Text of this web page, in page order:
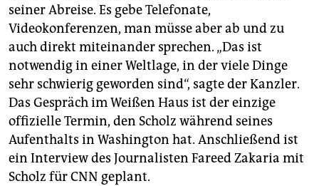
seiner Abreise. Es gebe Telefonate,
Videokonferenzen, man müsse aber ab und zu
auch direkt miteinander sprechen. „Das ist
notwendig in einer Weltlage, in der viele Dinge
sehr schwierig geworden sind“, sagte der Kanzler.
Das Gespräch im Weißen Haus ist der einzige
offizielle Termin, den Scholz während seines
Aufenthalts in Washington hat. Anschließend ist
ein Interview des Journalisten Fareed Zakaria mit
Scholz für CNN geplant.